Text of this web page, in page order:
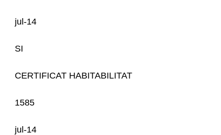
jul-14
SI
CERTIFICAT HABITABILITAT
1585
jul-14